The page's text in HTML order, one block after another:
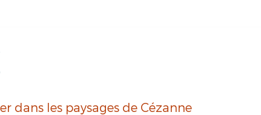
dans les paysages de Cézanne